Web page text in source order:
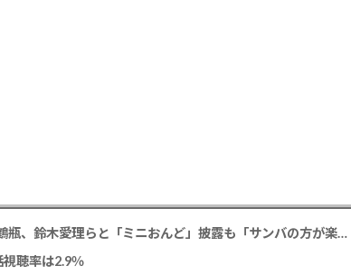
松平健 「ミニオンズ＆モンスターズ」笑福亭鶴瓶、鈴木愛理らと「ミニおんど」披露も「サンバの方が楽」と本音
聴率は2.9％